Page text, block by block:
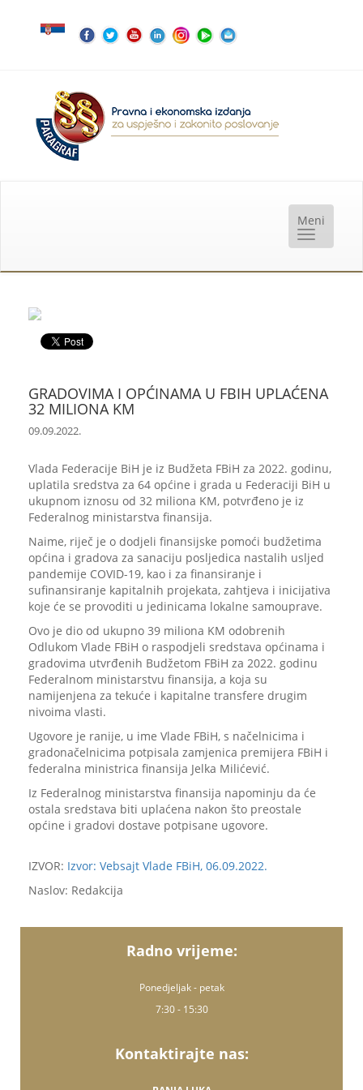
GRADOVIMA I OPĆINAMA U FBIH UPLAĆENA
32 MILIONA KM
09.09.2022.
Vlada Federacije BiH je iz Budžeta FBiH za 2022. godinu,
uplatila sredstva za 64 općine i grada u Federaciji BiH u
ukupnom iznosu od 32 miliona KM, potvrđeno je iz
Federalnog ministarstva finansija.
Naime, riječ je o dodjeli finansijske pomoći budžetima
općina i gradova za sanaciju posljedica nastalih usljed
pandemije COVID-19, kao i za finansiranje i
sufinansiranje kapitalnih projekata, zahtjeva i inicijativa
koje će se provoditi u jedinicama lokalne samouprave.
Ovo je dio od ukupno 39 miliona KM odobrenih
Odlukom Vlade FBiH o raspodjeli sredstava općinama i
gradovima utvrđenih Budžetom FBiH za 2022. godinu
Federalnom ministarstvu finansija, a koja su
namijenjena za tekuće i kapitalne transfere drugim
nivoima vlasti.
Ugovore je ranije, u ime Vlade FBiH, s načelnicima i
gradonačelnicima potpisala zamjenica premijera FBiH i
federalna ministrica finansija Jelka Milićević.
Iz Federalnog ministarstva finansija napominju da će
ostala sredstava biti uplaćena nakon što preostale
općine i gradovi dostave potpisane ugovore.
IZVOR: Izvor: Vebsajt Vlade FBiH, 06.09.2022.
Naslov: Redakcija
Radno vrijeme:
Ponedjeljak - petak
7:30 - 15:30
Kontaktirajte nas: